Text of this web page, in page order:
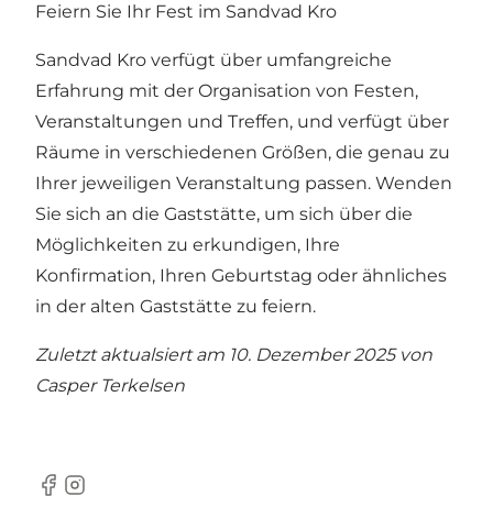
Feiern Sie Ihr Fest im Sandvad Kro
Sandvad Kro verfügt über umfangreiche
Erfahrung mit der Organisation von Festen,
Veranstaltungen und Treffen, und verfügt über
Räume in verschiedenen Größen, die genau zu
Ihrer jeweiligen Veranstaltung passen. Wenden
Sie sich an die Gaststätte, um sich über die
Möglichkeiten zu erkundigen, Ihre
Konfirmation, Ihren Geburtstag oder ähnliches
in der alten Gaststätte zu feiern.
Zuletzt aktualsiert am 10. Dezember 2025 von
Casper Terkelsen
Facebook
Instagram